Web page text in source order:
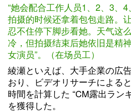
“她会配合工作人员1、2、3、4
拍摄的时候还拿着包包走路。
忍不住停下脚步看她。天气这
冷，但拍摄结束后她依旧是精
女演员”。（在场员工）
綾瀬といえば、大手企業の広
おり、ビデオリサーチによる
時間を計算した “CM露出ラン
を獲得した。